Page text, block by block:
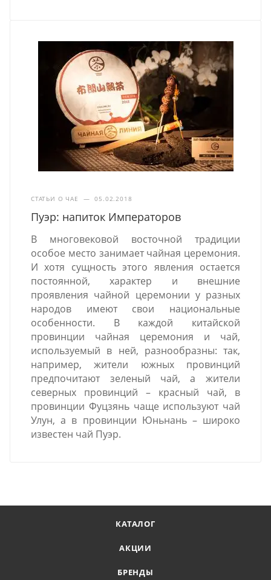
СТАТЬИ О ЧАЕ — 05.02.2018
Пуэр: напиток Императоров
В многовековой восточной традиции
особое место занимает чайная церемония.
И хотя сущность этого явления остается
постоянной, характер и внешние
проявления чайной церемонии у разных
народов имеют свои национальные
особенности. В каждой китайской
провинции чайная церемония и чай,
используемый в ней, разнообразны: так,
например, жители южных провинций
предпочитают зеленый чай, а жители
северных провинций – красный чай, в
провинции Фуцзянь чаще используют чай
Улун, а в провинции Юньнань – широко
известен чай Пуэр.
КАТАЛОГ
АКЦИИ
БРЕНДЫ